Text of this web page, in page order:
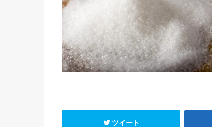
ツイート